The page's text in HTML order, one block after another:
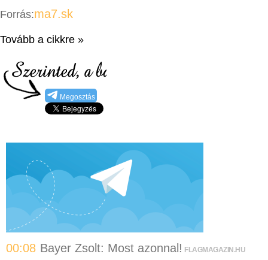
Forrás:ma7.sk
Tovább a cikkre »
Megosztás
00:08 Bayer Zsolt: Most azonnal! FLAGMAGAZIN.HU